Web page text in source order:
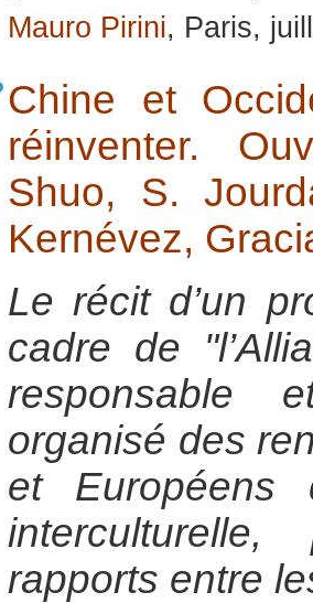
Mauro Pirini, Paris,
Chine et
réinventer.
Shuo, S.
Kernévez,
Le récit d’un
cadre de
responsable
organisé des
et Européens
rapports entre